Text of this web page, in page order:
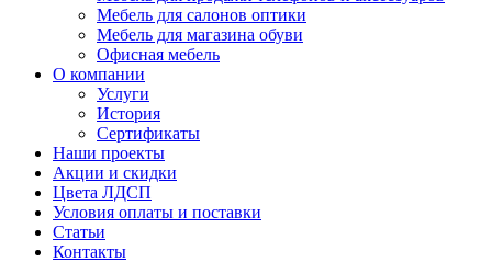
Мебель для салонов оптики
Мебель для магазина обуви
Офисная мебель
О компании
Услуги
История
Сертификаты
Наши проекты
Акции и скидки
Цвета ЛДСП
Условия оплаты и поставки
Статьи
Контакты